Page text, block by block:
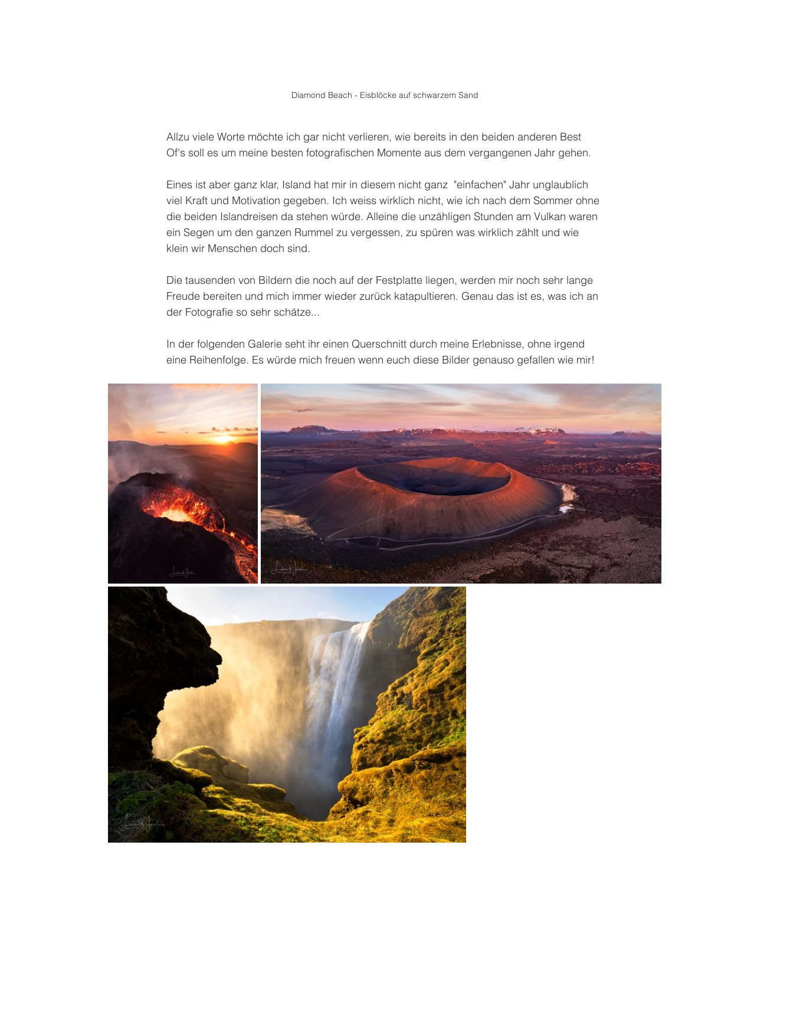
Diamond Beach - Eisblöcke auf schwarzem Sand
Allzu viele Worte möchte ich gar nicht verlieren, wie bereits in den beiden anderen Best
Of's soll es um meine besten fotografischen Momente aus dem vergangenen Jahr gehen.
Eines ist aber ganz klar, Island hat mir in diesem nicht ganz  "einfachen" Jahr unglaublich
viel Kraft und Motivation gegeben. Ich weiss wirklich nicht, wie ich nach dem Sommer ohne
die beiden Islandreisen da stehen würde. Alleine die unzähligen Stunden am Vulkan waren
ein Segen um den ganzen Rummel zu vergessen, zu spüren was wirklich zählt und wie
klein wir Menschen doch sind.
Die tausenden von Bildern die noch auf der Festplatte liegen, werden mir noch sehr lange
Freude bereiten und mich immer wieder zurück katapultieren. Genau das ist es, was ich an
der Fotografie so sehr schätze...
In der folgenden Galerie seht ihr einen Querschnitt durch meine Erlebnisse, ohne irgend
eine Reihenfolge. Es würde mich freuen wenn euch diese Bilder genauso gefallen wie mir!